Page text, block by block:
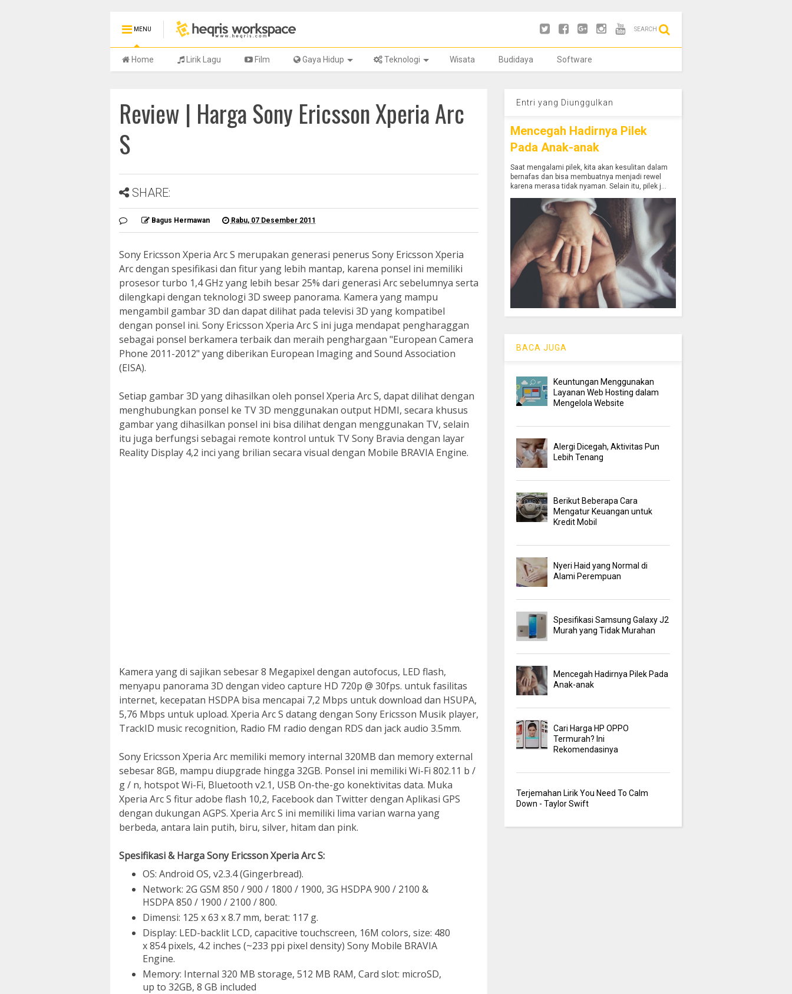
MENU SEARCH
Home Lirik Lagu Film Gaya Hidup Teknologi Wisata Budidaya Software
Review | Harga Sony Ericsson Xperia Arc
S
SHARE:
Bagus Hermawan Rabu, 07 Desember 2011
Sony Ericsson Xperia Arc S merupakan generasi penerus Sony Ericsson Xperia
Arc dengan spesifikasi dan fitur yang lebih mantap, karena ponsel ini memiliki
prosesor turbo 1,4 GHz yang lebih besar 25% dari generasi Arc sebelumnya serta
dilengkapi dengan teknologi 3D sweep panorama. Kamera yang mampu
mengambil gambar 3D dan dapat dilihat pada televisi 3D yang kompatibel
dengan ponsel ini. Sony Ericsson Xperia Arc S ini juga mendapat pengharaggan
sebagai ponsel berkamera terbaik dan meraih penghargaan "European Camera
Phone 2011-2012" yang diberikan European Imaging and Sound Association
(EISA).
Setiap gambar 3D yang dihasilkan oleh ponsel Xperia Arc S, dapat dilihat dengan
menghubungkan ponsel ke TV 3D menggunakan output HDMI, secara khusus
gambar yang dihasilkan ponsel ini bisa dilihat dengan menggunakan TV, selain
itu juga berfungsi sebagai remote kontrol untuk TV Sony Bravia dengan layar
Reality Display 4,2 inci yang brilian secara visual dengan Mobile BRAVIA Engine.
Kamera yang di sajikan sebesar 8 Megapixel dengan autofocus, LED flash,
menyapu panorama 3D dengan video capture HD 720p @ 30fps. untuk fasilitas
internet, kecepatan HSDPA bisa mencapai 7,2 Mbps untuk download dan HSUPA,
5,76 Mbps untuk upload. Xperia Arc S datang dengan Sony Ericsson Musik player,
TrackID music recognition, Radio FM radio dengan RDS dan jack audio 3.5mm.
Sony Ericsson Xperia Arc memiliki memory internal 320MB dan memory external
sebesar 8GB, mampu diupgrade hingga 32GB. Ponsel ini memiliki Wi-Fi 802.11 b /
g / n, hotspot Wi-Fi, Bluetooth v2.1, USB On-the-go konektivitas data. Muka
Xperia Arc S fitur adobe flash 10,2, Facebook dan Twitter dengan Aplikasi GPS
dengan dukungan AGPS. Xperia Arc S ini memiliki lima varian warna yang
berbeda, antara lain putih, biru, silver, hitam dan pink.
Spesifikasi & Harga Sony Ericsson Xperia Arc S:
OS: Android OS, v2.3.4 (Gingerbread).
Network: 2G GSM 850 / 900 / 1800 / 1900, 3G HSDPA 900 / 2100 &
HSDPA 850 / 1900 / 2100 / 800.
Dimensi: 125 x 63 x 8.7 mm, berat: 117 g.
Display: LED-backlit LCD, capacitive touchscreen, 16M colors, size: 480
x 854 pixels, 4.2 inches (~233 ppi pixel density) Sony Mobile BRAVIA
Engine.
Memory: Internal 320 MB storage, 512 MB RAM, Card slot: microSD,
up to 32GB, 8 GB included
Entri yang Diunggulkan
Mencegah Hadirnya Pilek
Pada Anak-anak
Saat mengalami pilek, kita akan kesulitan dalam
bernafas dan bisa membuatnya menjadi rewel
karena merasa tidak nyaman. Selain itu, pilek j...
BACA JUGA
Keuntungan Menggunakan
Layanan Web Hosting dalam
Mengelola Website
Alergi Dicegah, Aktivitas Pun
Lebih Tenang
Berikut Beberapa Cara
Mengatur Keuangan untuk
Kredit Mobil
Nyeri Haid yang Normal di
Alami Perempuan
Spesifikasi Samsung Galaxy J2
Murah yang Tidak Murahan
Mencegah Hadirnya Pilek Pada
Anak-anak
Cari Harga HP OPPO
Termurah? Ini
Rekomendasinya
Terjemahan Lirik You Need To Calm
Down - Taylor Swift